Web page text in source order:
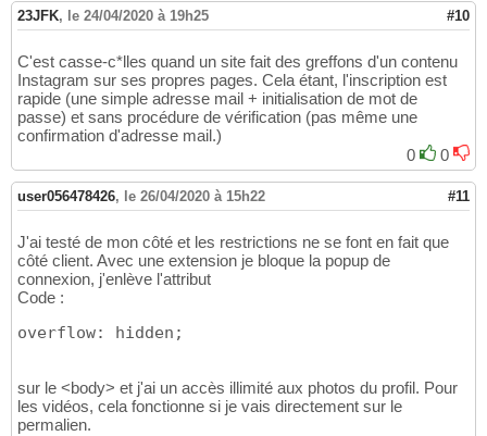
23JFK, le 24/04/2020 à 19h25 #10
C'est casse-c*lles quand un site fait des greffons d'un contenu
Instagram sur ses propres pages. Cela étant, l'inscription est
rapide (une simple adresse mail + initialisation de mot de
passe) et sans procédure de vérification (pas même une
confirmation d'adresse mail.)
0
0
user056478426, le 26/04/2020 à 15h22 #11
J'ai testé de mon côté et les restrictions ne se font en fait que
côté client. Avec une extension je bloque la popup de
connexion, j'enlève l'attribut
Code :
overflow: hidden;
sur le <body> et j'ai un accès illimité aux photos du profil. Pour
les vidéos, cela fonctionne si je vais directement sur le
permalien.